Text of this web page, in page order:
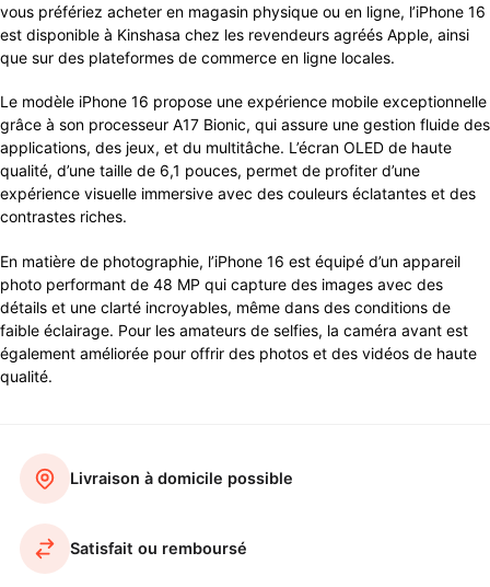
vous préfériez acheter en magasin physique ou en ligne, l’iPhone 16
est disponible à Kinshasa chez les revendeurs agréés Apple, ainsi
que sur des plateformes de commerce en ligne locales.
Le modèle iPhone 16 propose une expérience mobile exceptionnelle
grâce à son processeur A17 Bionic, qui assure une gestion fluide des
applications, des jeux, et du multitâche. L’écran OLED de haute
qualité, d’une taille de 6,1 pouces, permet de profiter d’une
expérience visuelle immersive avec des couleurs éclatantes et des
contrastes riches.
En matière de photographie, l’iPhone 16 est équipé d’un appareil
photo performant de 48 MP qui capture des images avec des
détails et une clarté incroyables, même dans des conditions de
faible éclairage. Pour les amateurs de selfies, la caméra avant est
également améliorée pour offrir des photos et des vidéos de haute
qualité.
Livraison à domicile possible
Satisfait ou remboursé